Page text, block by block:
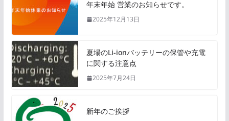
年末年始 営業のお知らせです。
2025年12月13日
夏場のLi-ionバッテリーの保管や充電
に関する注意点
2025年7月24日
新年のご挨拶